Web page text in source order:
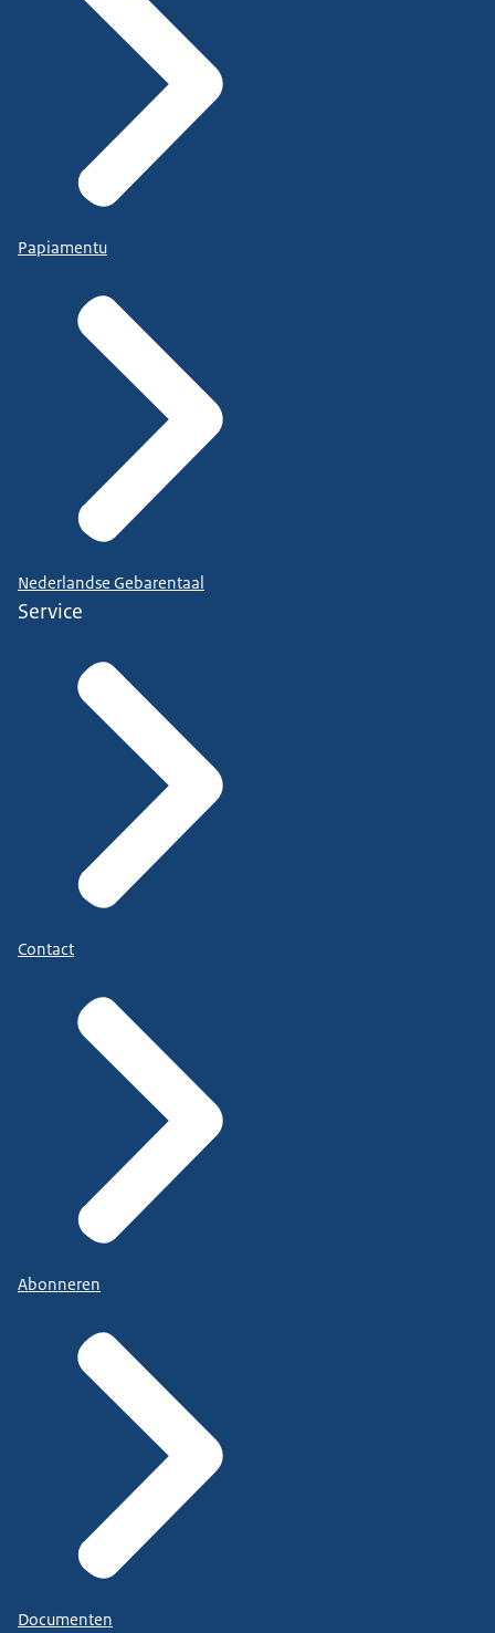
Papiamentu
Nederlandse Gebarentaal
Service
Contact
Abonneren
Documenten